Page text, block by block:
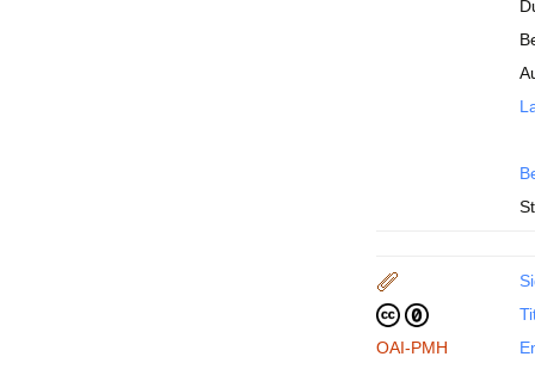
OAI-PMH